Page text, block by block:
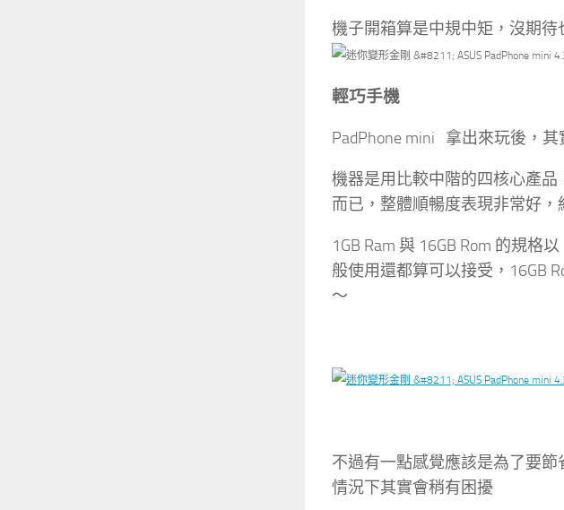
機子開箱算是中規中矩，沒期待
輕巧手機
PadPhone mini 拿出來玩後，
機器是用比較中階的四核心產品
而已，整體順暢度表現非常好
1GB Ram 與 16GB Rom 的規格
般使用還都算可以接受，16GB
～
不過有一點感覺應該是為了要
情況下其實會稍有困擾